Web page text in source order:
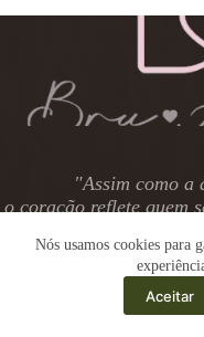
Nós usamos cookies para
Aceitar
"Assim como a
o coração reflete quem